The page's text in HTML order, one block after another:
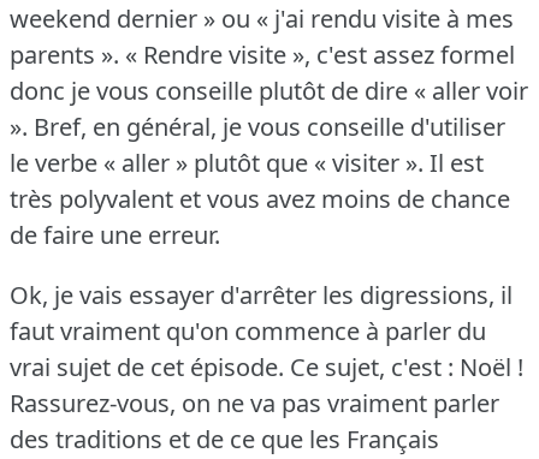
weekend dernier » ou « j'ai rendu visite à mes
parents ». « Rendre visite », c'est assez formel
donc je vous conseille plutôt de dire « aller voir
». Bref, en général, je vous conseille d'utiliser
le verbe « aller » plutôt que « visiter ». Il est
très polyvalent et vous avez moins de chance
de faire une erreur.
Ok, je vais essayer d'arrêter les digressions, il
faut vraiment qu'on commence à parler du
vrai sujet de cet épisode. Ce sujet, c'est : Noël !
Rassurez-vous, on ne va pas vraiment parler
des traditions et de ce que les Français